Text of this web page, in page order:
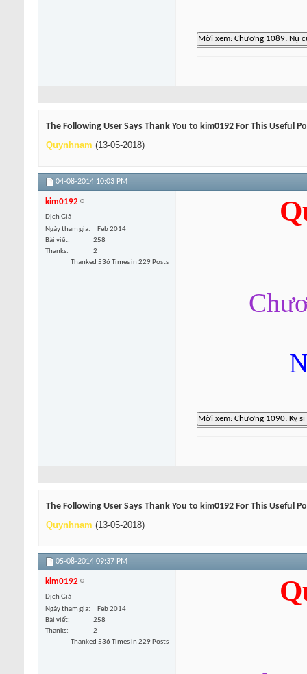
The Following User Says Thank You to kim0192 For This Useful
Quynhnam (13-05-2018)
04-08-2014 10:03 PM
kim0192
Dịch Giả
Ngày tham gia
Feb 2014
Bài viết
258
Thanks
2
Thanked 536 Times in 229 Posts
The Following User Says Thank You to kim0192 For This Useful
Quynhnam (13-05-2018)
05-08-2014 09:37 PM
kim0192
Dịch Giả
Ngày tham gia
Feb 2014
Bài viết
258
Thanks
2
Thanked 536 Times in 229 Posts